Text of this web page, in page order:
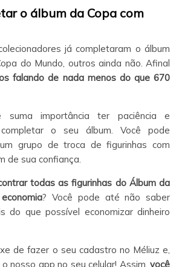
o álbum da Copa com
já completaram o álbum
do Mundo, outros ainda não. Afinal
falando de nada menos do que 670
importância ter paciência e
o seu álbum. Você pode
grupo de troca de figurinhas com
de sua confiança.
todas as figurinhas do Álbum da
? Você pode até não saber
do que possível economizar dinheiro
de fazer o seu cadastro no Méliuz e,
nosso app no seu celular! Assim, você